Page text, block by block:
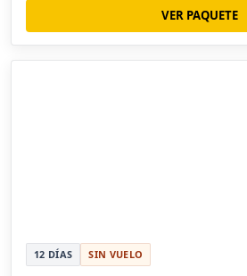
VER PAQUETE
12 DÍAS SIN VUELO